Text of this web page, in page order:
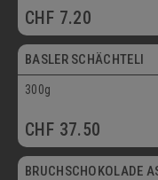
CHF 7.20
Postversand
BASLER SCHÄCHTELI
300g
CHF 37.50
Postversand
BRUCHSCHOKOLADE